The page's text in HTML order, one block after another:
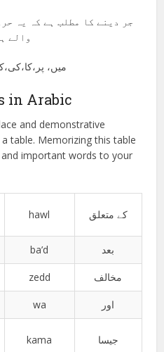
جر دینے کا مطلب ہے کہ یہ
والے
میں،
in Arabic
and demonstrative
table. Memorizing this table
important words to your
hawl کے متعلق
ba’d بعد
zedd مخالف
wa اور
kama جیسا